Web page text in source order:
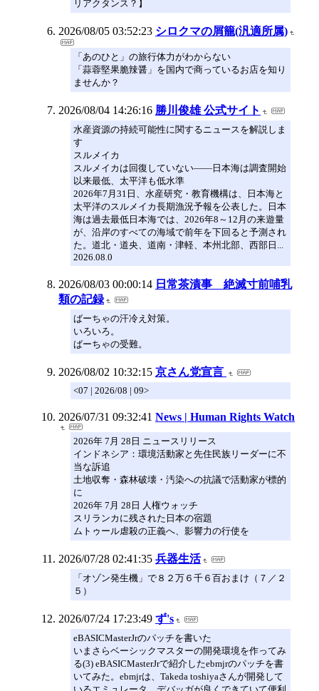
リアクタンス？】
2026/08/05 03:52:23 シロクマの屑籠(汎適所属)
「あのひと」の旅行体力がわからない
「蒜蓉堅果脆辣醤」を国内で商っているお店を知り
ませんか？
2026/08/04 14:26:16 勝川俊雄 公式サイト
水産資源の持続可能性に関するニュースを解説しま
す
スルメイカ
スルメイカは回復していない――日本海は調査開始
以来最低、太平洋も低水準
2026年7月31日、水産研究・教育機構は、日本海と
太平洋のスルメイカ長期漁況予報を公表した。日本
海は過去最低日本海では、2026年8～12月の来遊量
が、沿岸のすべての海域で前年を下回ると予測され
た。道北・道央、道南・津軽、本州北部、西部日...
2026.08.0
2026/08/03 00:00:14 日常茶漬事 絶滅寸前哺乳
類の記録
ばーちゃの汗冷え対策。
いろいろ。
ばーちゃの受難。
2026/08/02 10:32:15 京さん党宣言
<07 | 2026/08 | 09>
2026/07/31 09:32:41 News | Human Rights Watch
2026年 7月 28日 ニュースリリース
インドネシア：環境活動家と先住民族リーダーに不
当な訴追
土地収奪・森林破壊・汚染への抗議で活動家が標的
に
2026年 7月 28日 人権ウォッチ
スリランカに残された日本の宿題
ムトゥール虐殺の正義へ、影響力の行使を
2026/07/28 02:41:35 兵器生活
「オゾン発生機」で８２万６千６百おまけ（７／２
５）
2026/07/24 17:23:49 ず's
eBASICMasterJrのパッチを書いた
いまさらベーシックマスターの開発環境を作ってみ
る(3) eBASICMasterJrで紹介したebmjrのパッチを書
いてみた。ebmjrは、Takeda toshiyaさんが開発して